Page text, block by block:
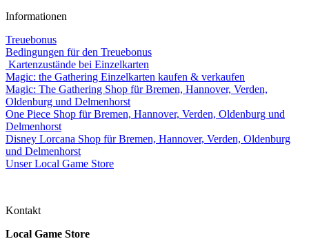
Informationen
Treuebonus
Bedingungen für den Treuebonus
Kartenzustände bei Einzelkarten
Magic: the Gathering Einzelkarten kaufen & verkaufen
Magic: The Gathering Shop für Bremen, Hannover, Verden,
Oldenburg und Delmenhorst
One Piece Shop für Bremen, Hannover, Verden, Oldenburg und
Delmenhorst
Disney Lorcana Shop für Bremen, Hannover, Verden, Oldenburg
und Delmenhorst
Unser Local Game Store
Kontakt
Local Game Store